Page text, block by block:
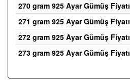
270 gram 925 Ayar Gümüş Fiyatı
271 gram 925 Ayar Gümüş Fiyatı
272 gram 925 Ayar Gümüş Fiyatı
273 gram 925 Ayar Gümüş Fiyatı